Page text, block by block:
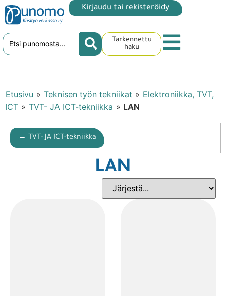
Kirjaudu tai rekisteröidy
Tarkennettu
haku
Etusivu » Teknisen työn tekniikat » Elektroniikka, TVT,
ICT » TVT- JA ICT-tekniikka » LAN
← TVT- JA ICT-tekniikka
LAN